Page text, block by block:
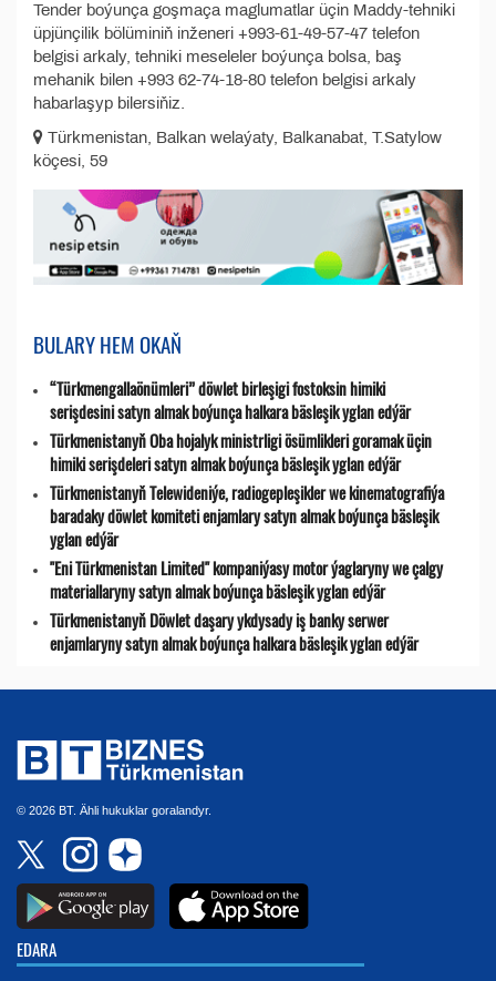
Tender boýunça goşmaça maglumatlar üçin Maddy-tehniki
üpjünçilik bölüminiň inženeri +993-61-49-57-47 telefon
belgisi arkaly, tehniki meseleler boýunça bolsa, baş
mehanik bilen +993 62-74-18-80 telefon belgisi arkaly
habarlaşyp bilersiňiz.
Türkmenistan, Balkan welaýaty, Balkanabat, T.Satylow
köçesi, 59
BULARY HEM OKAŇ
“Türkmengallaönümleri” döwlet birleşigi fostoksin himiki
serişdesini satyn almak boýunça halkara bäsleşik yglan edýär
Türkmenistanyň Oba hojalyk ministrligi ösümlikleri goramak üçin
himiki serişdeleri satyn almak boýunça bäsleşik yglan edýär
Türkmenistanyň Telewideniýe, radio­gepleşikler we kinematografiýa
baradaky döwlet komiteti enjamlary satyn almak boýunça bäsleşik
yglan edýär
"Eni Türkmenistan Limited" kompaniýasy motor ýaglaryny we çalgy
materiallaryny satyn almak boýunça bäsleşik yglan edýär
Türkmenistanyň Döwlet daşary ykdysady iş banky serwer
enjamlaryny satyn almak boýunça halkara bäsleşik yglan edýär
© 2026 BT. Ähli hukuklar goralandyr.
EDARA